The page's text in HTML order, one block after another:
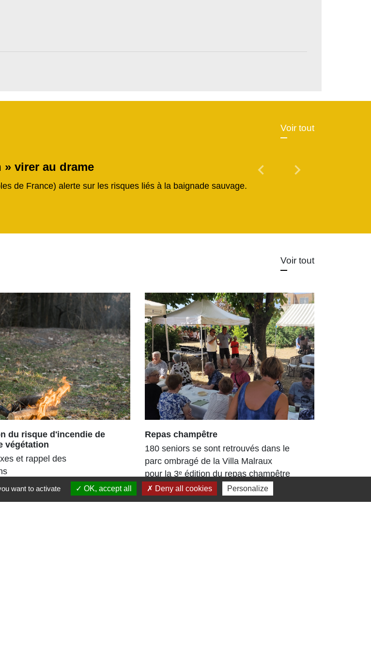
Voir tout
virer au drame
de France) alerte sur les risques liés à la baignade sauvage.
chevron_left Previous
chevron_right
Voir tout
du risque d'incendie de
végétation
et rappel des
Repas champêtre
180 seniors se sont retrouvés dans le
parc ombragé de la Villa Malraux
pour la 3ᵉ édition du repas champêtre
estival
want to activate OK, accept all Deny all cookies Personalize